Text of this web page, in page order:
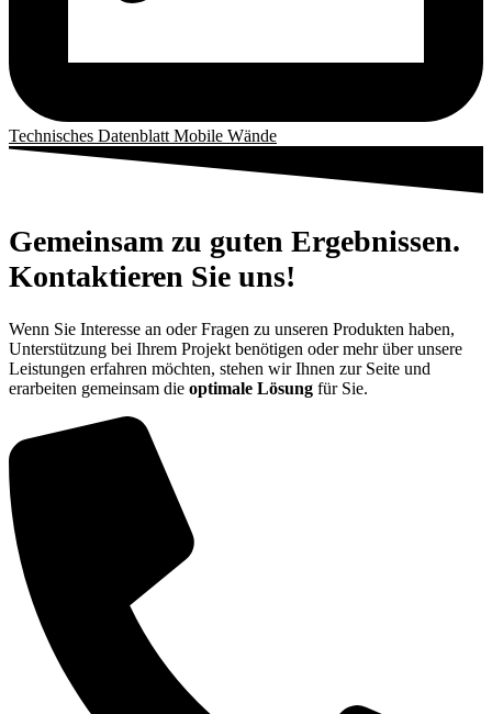
Technisches Datenblatt Mobile Wände
Gemeinsam zu guten Ergebnissen.
Kontaktieren Sie uns!
Wenn Sie Interesse an oder Fragen zu unseren Produkten haben,
Unterstützung bei Ihrem Projekt benötigen oder mehr über unsere
Leistungen erfahren möchten, stehen wir Ihnen zur Seite und
erarbeiten gemeinsam die optimale Lösung für Sie.